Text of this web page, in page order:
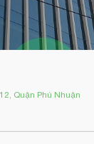
Quận Phú Nhuận